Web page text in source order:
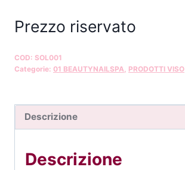
Prezzo riservato
COD: SOL001
Categorie: 01 BEAUTYNAILSPA PRODOTTI VISO
Descrizione
Descrizione